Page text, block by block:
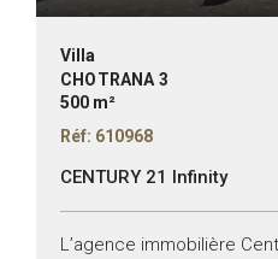
Villa
CHOTRANA 3
500 m²
Réf: 610968
CENTURY 21 Infinity
L’agence immobilière